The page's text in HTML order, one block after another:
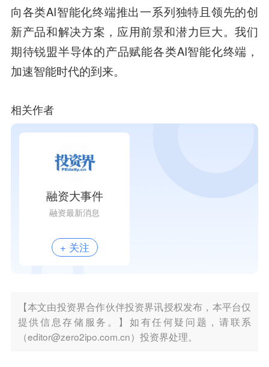
向各类AI智能化终端推出一系列独特且领先的创
新产品和解决方案，应用前景和潜力巨大。我们
期待锐盟半导体的产品赋能各类AI智能化终端，
加速智能时代的到来。
相关作者
融资大事件
融资最新消息
+ 关注
【本文由投资界合作伙伴投资界讯授权发布，本平台仅
提供信息存储服务。】如有任何疑问题，请联系
（editor@zero2ipo.com.cn）投资界处理。